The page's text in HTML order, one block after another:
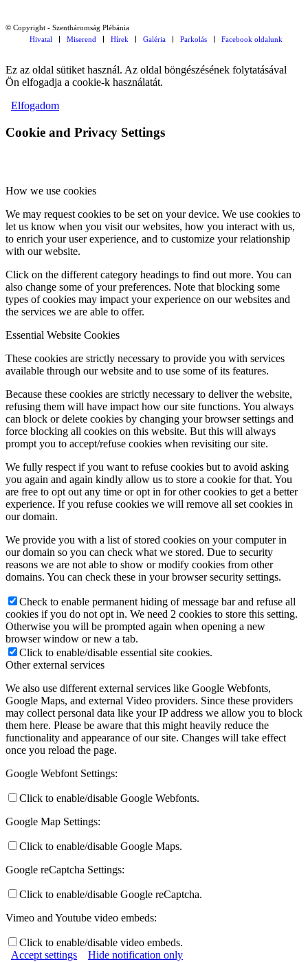
© Copyright - Szentháromság Plébánia
Hivatal
Miserend Hírek Galéria Parkolás Facebook oldalunk
Ez az oldal sütiket használ. Az oldal böngészésének folytatásával
Ön elfogadja a cookie-k használatát.
Elfogadom
Cookie and Privacy Settings
How we use cookies
We may request cookies to be set on your device. We use cookies to
let us know when you visit our websites, how you interact with us,
to enrich your user experience, and to customize your relationship
with our website.
Click on the different category headings to find out more. You can
also change some of your preferences. Note that blocking some
types of cookies may impact your experience on our websites and
the services we are able to offer.
Essential Website Cookies
These cookies are strictly necessary to provide you with services
available through our website and to use some of its features.
Because these cookies are strictly necessary to deliver the website,
refusing them will have impact how our site functions. You always
can block or delete cookies by changing your browser settings and
force blocking all cookies on this website. But this will always
prompt you to accept/refuse cookies when revisiting our site.
We fully respect if you want to refuse cookies but to avoid asking
you again and again kindly allow us to store a cookie for that. You
are free to opt out any time or opt in for other cookies to get a better
experience. If you refuse cookies we will remove all set cookies in
our domain.
We provide you with a list of stored cookies on your computer in
our domain so you can check what we stored. Due to security
reasons we are not able to show or modify cookies from other
domains. You can check these in your browser security settings.
Check to enable permanent hiding of message bar and refuse all
cookies if you do not opt in. We need 2 cookies to store this setting.
Otherwise you will be prompted again when opening a new
browser window or new a tab.
Click to enable/disable essential site cookies.
Other external services
We also use different external services like Google Webfonts,
Google Maps, and external Video providers. Since these providers
may collect personal data like your IP address we allow you to block
them here. Please be aware that this might heavily reduce the
functionality and appearance of our site. Changes will take effect
once you reload the page.
Google Webfont Settings:
Click to enable/disable Google Webfonts.
Google Map Settings:
Click to enable/disable Google Maps.
Google reCaptcha Settings:
Click to enable/disable Google reCaptcha.
Vimeo and Youtube video embeds:
Click to enable/disable video embeds.
Accept settings
Hide notification only